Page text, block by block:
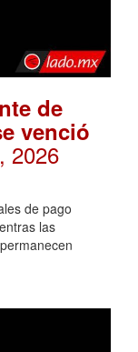
de
venció
2026
de pago
las